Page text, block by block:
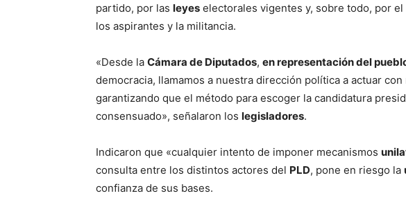
partido, por las leyes electorales vigentes y, sobre todo, por
los aspirantes y la militancia.
«Desde la Cámara de Diputados, en representación del
democracia, llamamos a nuestra dirección política a actuar
garantizando que el método para escoger la candidatura
consensuado», señalaron los legisladores.
Indicaron que «cualquier intento de imponer mecanismos
consulta entre los distintos actores del PLD, pone en riesgo la
confianza de sus bases.